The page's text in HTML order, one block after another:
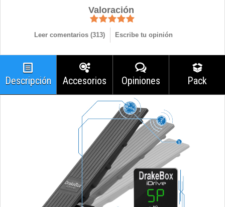
Valoración
Leer comentarios (313) Escribe tu opinión
Descripción Accesorios Opiniones Pack